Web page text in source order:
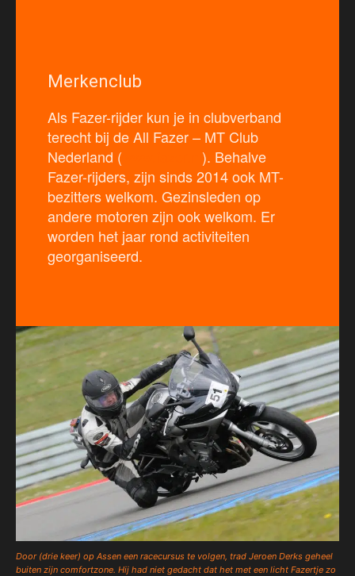
Merkenclub
Als Fazer-rijder kun je in clubverband
terecht bij de All Fazer – MT Club
Nederland (
). Behalve
Fazer-rijders, zijn sinds 2014 ook MT-
bezitters welkom. Gezinsleden op
andere motoren zijn ook welkom. Er
worden het jaar rond activiteiten
georganiseerd.
Door (drie keer) op Assen een racecursus te volgen, trad Jeroen Derks geheel
buiten zijn comfortzone. Hij had niet gedacht dat het met een licht Fazertje zo